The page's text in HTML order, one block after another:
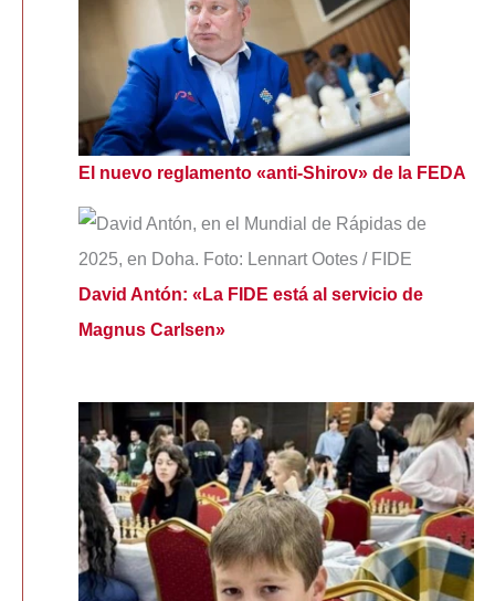
El nuevo reglamento «anti-Shirov» de la FEDA
David Antón: «La FIDE está al servicio de
Magnus Carlsen»